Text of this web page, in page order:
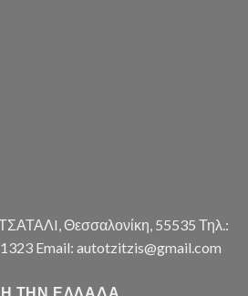
Θεσσαλονίκη, 55535 Τηλ.:
Email: autotzitzis@gmail.com
ΤΗΝ ΕΛΛΆΔΑ